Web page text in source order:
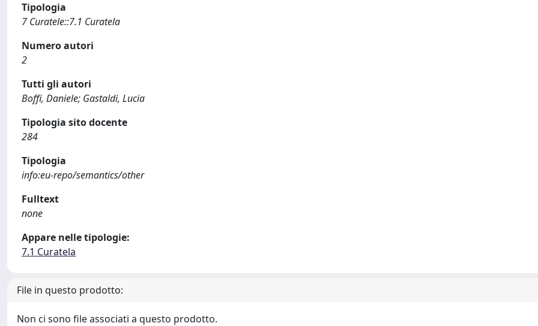
Tipologia
7 Curatele::7.1 Curatela
Numero autori
2
Tutti gli autori
Boffi, Daniele; Gastaldi, Lucia
Tipologia sito docente
284
Tipologia
info:eu-repo/semantics/other
Fulltext
none
Appare nelle tipologie:
7.1 Curatela
File in questo prodotto:
Non ci sono file associati a questo prodotto.